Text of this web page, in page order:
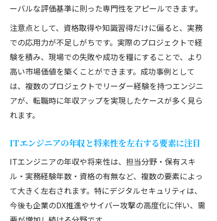
ITエンジニア必見の専門性強化戦略まとめ
ITエンジニア経験者が実践する専門性強化
法
年収アップに直結するスキルと資格の選び
方
将来性あるセキュリティ分野で生き残る戦
略
ーバルな評価基準に則った専門性をアピールできます。
注意点として、資格取得や知識習得だけに偏ると、実務
での応用力が不足しがちです。実際のプロジェクトで経
験を積み、現場での失敗や成功を糧にすることで、より
高い市場価値を築くことができます。成功事例として
は、複数のプロジェクトでリーダー経験を持つエンジニ
アが、転職時に年収アップを実現したケースが多く見ら
れます。
ITエンジニアの年収と将来性を左右する要素に注目
ITエンジニアの年収や将来性は、担当分野・保有スキ
ル・実務経験年数・資格の有無など、複数の要素によっ
て大きく左右されます。特にデジタルセキュリティは、
今後も企業のDX推進やサイバー攻撃の高度化に伴い、需